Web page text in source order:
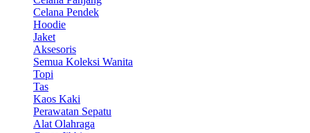
Celana Pendek
Hoodie
Jaket
Aksesoris
Semua Koleksi Wanita
Topi
Tas
Kaos Kaki
Perawatan Sepatu
Alat Olahraga